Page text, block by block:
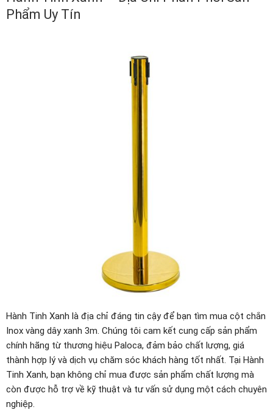
Phẩm Uy Tín
Hành Tinh Xanh là địa chỉ đáng tin cậy để bạn tìm mua cột chắn
Inox vàng dây xanh 3m. Chúng tôi cam kết cung cấp sản phẩm
chính hãng từ thương hiệu Paloca, đảm bảo chất lượng, giá
thành hợp lý và dịch vụ chăm sóc khách hàng tốt nhất. Tại Hành
Tinh Xanh, bạn không chỉ mua được sản phẩm chất lượng mà
còn được hỗ trợ về kỹ thuật và tư vấn sử dụng một cách chuyên
nghiệp.